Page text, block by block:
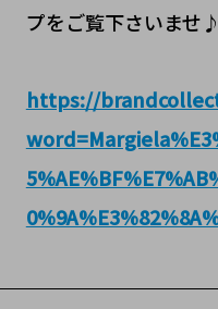
プをご覧下さいませ♪
https://